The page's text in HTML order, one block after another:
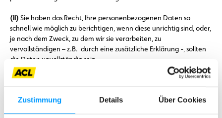
Zustimmung Details Über Cookies
(ii) Sie haben das Recht, Ihre personenbezogenen Daten so
schnell wie möglich zu berichtigen, wenn diese unrichtig sind, oder,
je nach dem Zweck, zu dem wir sie verarbeiten, zu
vervollständigen – z.B. durch eine zusätzliche Erklärung -, sollten
die Daten unvollständig sein.
(iii)Sie haben das Recht, die schnellstmögliche Löschung Ihrer
Löschung Ihrer personenbezogenen Daten verlangen, wenn wir